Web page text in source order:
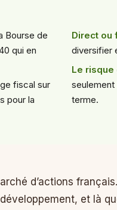
Bourse de
qui en
fiscal sur
pour la
Direct ou
diversifier
Le risque
seulement
terme.
d’actions
et là